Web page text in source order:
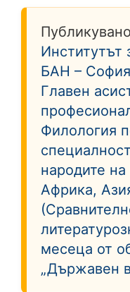
Институтът
БАН –
Главен
Филология
народите
Африка,
месеца от
„Държавен